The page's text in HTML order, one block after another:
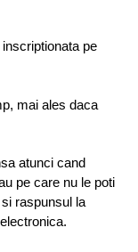
pe
mai ales daca
atunci cand
pe care nu le poti
raspunsul la